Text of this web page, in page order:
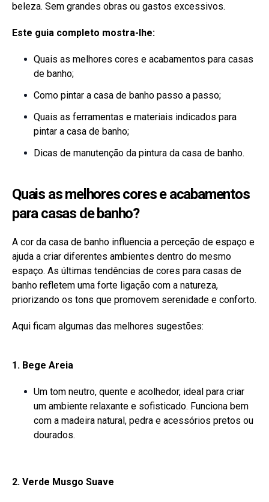
beleza. Sem grandes obras ou gastos excessivos.
Este guia completo mostra-lhe:
Quais as melhores cores e acabamentos para casas
de banho;
Como pintar a casa de banho passo a passo;
Quais as ferramentas e materiais indicados para
pintar a casa de banho;
Dicas de manutenção da pintura da casa de banho.
Quais as melhores cores e acabamentos
para casas de banho?
A cor da casa de banho influencia a perceção de espaço e
ajuda a criar diferentes ambientes dentro do mesmo
espaço. As últimas tendências de cores para casas de
banho refletem uma forte ligação com a natureza,
priorizando os tons que promovem serenidade e conforto.
Aqui ficam algumas das melhores sugestões:
1. Bege Areia
Um tom neutro, quente e acolhedor, ideal para criar
um ambiente relaxante e sofisticado. Funciona bem
com a madeira natural, pedra e acessórios pretos ou
dourados.
2. Verde Musgo Suave